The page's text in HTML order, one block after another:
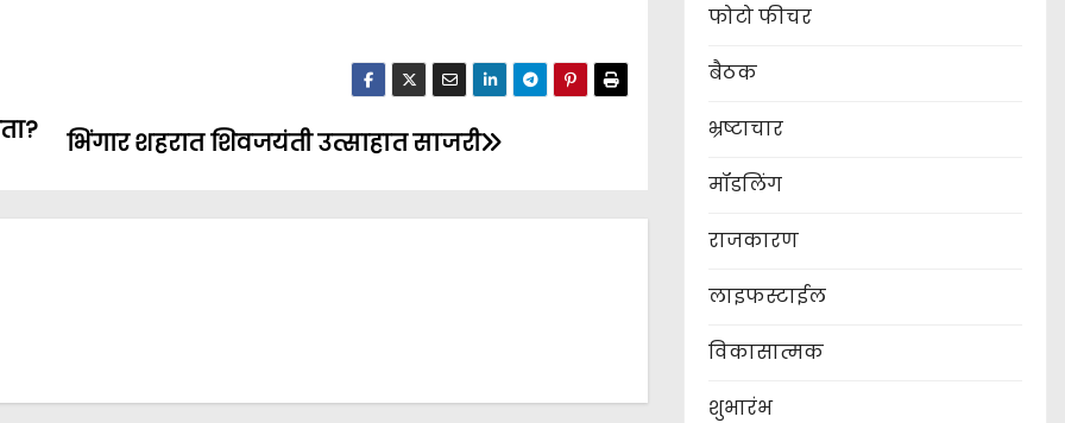
भिंगार शहरात शिवजयंती उत्साहात साजरी
फोटो फीचर
बैठक
भ्रष्टाचार
मॉडलिंग
राजकारण
लाइफस्टाईल
विकासात्मक
शुभारंभ